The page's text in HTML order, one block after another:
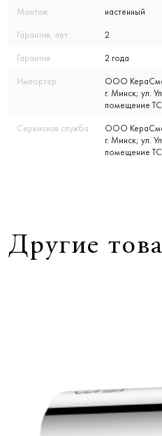
Монтаж настенный
Гарантия, лет 2
Гарантия 2 года
Импортер
ООО
г. Минск; ул.
помещение ТС
Сервисная служба
ООО
г. Минск; ул.
помещение ТС
Другие